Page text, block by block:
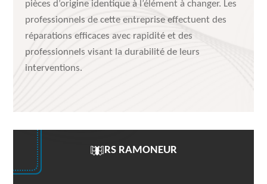
pièces d’origine identique à l’élément à changer. Les
professionnels de cette entreprise effectuent des
réparations efficaces avec rapidité et des
professionnels visant la durabilité de leurs
interventions.
RS RAMONEUR